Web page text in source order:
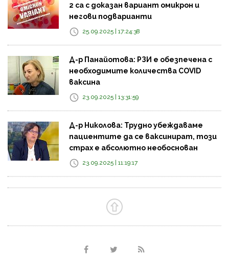
2 са с доказан вариант омикрон и
негови подварианти
25.09.2025 | 17:24:38
Д-р Панайотова: РЗИ е обезпечена с
необходимите количества COVID
ваксина
23.09.2025 | 13:31:59
Д-р Николова: Трудно убеждаваме
пациентите да се ваксинират, този
страх е абсолютно необоснован
23.09.2025 | 11:19:17